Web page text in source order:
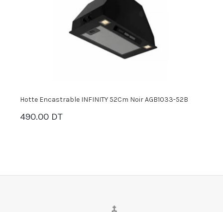
Hotte Encastrable INFINITY 52Cm Noir AGB1033-52B
490.00 DT
PANIER